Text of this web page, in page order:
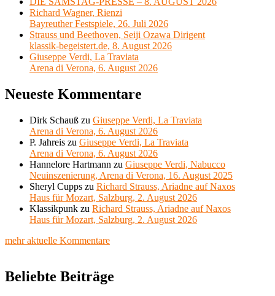
Richard Wagner, Rienzi
Bayreuther Festspiele, 26. Juli 2026
Strauss und Beethoven, Seiji Ozawa Dirigent
klassik-begeistert.de, 8. August 2026
Giuseppe Verdi, La Traviata
Arena di Verona, 6. August 2026
Neueste Kommentare
Dirk Schauß zu Giuseppe Verdi, La Traviata
Arena di Verona, 6. August 2026
P. Jahreis zu Giuseppe Verdi, La Traviata
Arena di Verona, 6. August 2026
Hannelore Hartmann zu Giuseppe Verdi, Nabucco
Neuinszenierung, Arena di Verona, 16. August 2025
Sheryl Cupps zu Richard Strauss, Ariadne auf Naxos
Haus für Mozart, Salzburg, 2. August 2026
Klassikpunk zu Richard Strauss, Ariadne auf Naxos
Haus für Mozart, Salzburg, 2. August 2026
mehr aktuelle Kommentare
Beliebte Beiträge